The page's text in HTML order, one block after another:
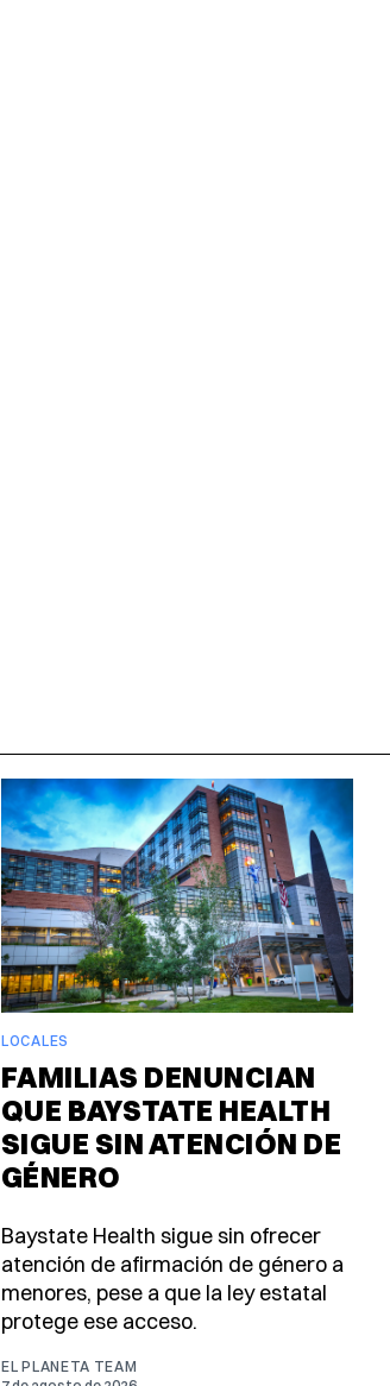
LOCALES
FAMILIAS DENUNCIAN
QUE BAYSTATE HEALTH
SIGUE SIN ATENCIÓN DE
GÉNERO
Baystate Health sigue sin ofrecer
atención de afirmación de género a
menores, pese a que la ley estatal
protege ese acceso.
EL PLANETA TEAM